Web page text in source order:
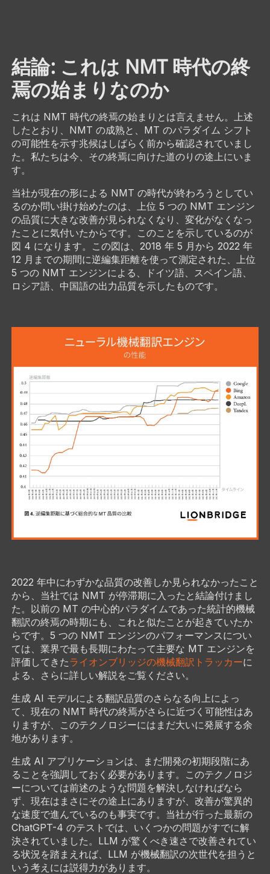
結論: これは NMT 時代の終
焉の始まりなのか
これは NMT 時代の終焉の始まりとは言えません。上述
したとおり、NMT の成熟と、MT のパラダイム シフト
の可能性を示す兆候はしばらく前から確認されていまし
た。私たちは今、その終焉に向けた道のりの途上にいま
す。
当社が現在の形による NMT の時代が終わろうとしてい
るのか問い掛け始めたのは、上位 5 つの NMT エンジン
の品質に大きな改善が見られなくなり、変化がなくなっ
たことに気付いたからです。このことを示しているのが
図 4 になります。この図は、2018 年 5 月から 2022 年
12 月までの期間に逆編集距離を使って測定された、上位
5 つの NMT エンジンによる、ドイツ語、スペイン語、
ロシア語、中国語の出力品質を示したものです。
2022 年中にわずかな品質の改善しか見られなかったこと
から、当社では NMT が停滞期に入ったと結論付けまし
た。以前の MT の中心的パラダイムであった統計的機械
翻訳の終焉の時期にも、これと似たことが起きていたか
らです。5 つの NMT エンジンのパフォーマンスについ
ては、業界で最も長期にわたって主要な MT エンジンを
評価してきたライオンブリッジの機械翻訳トラッカーに
よる、さらに詳しい解説をご覧ください。
生成 AI モデルによる翻訳品質のさらなる向上によっ
て、現在の NMT 時代の終焉がさらに近づく可能性はあ
りますが、このテクノロジーにはまだ大いに発展する余
地があります。
生成 AI アプリケーションは、まだ開発の初期段階にあ
ることを強調しておく必要があります。このテクノロジ
ーについては前述のような問題を解決しなければなら
ず、現在はまさにその途上にありますが、改善が驚異的
な速度で進んでいるのも事実です。当社が行った最新の
ChatGPT-4 のテストでは、いくつかの問題がすでに解
決されていました。LLM が驚くべき速さで改善されてい
る状況を踏まえれば、LLM が機械翻訳の次世代を担うと
いう考えには説得力があります。